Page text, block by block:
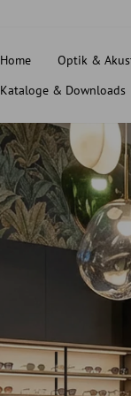
Home Optik &
Kataloge & Downloads